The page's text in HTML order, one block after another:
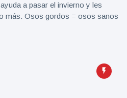
a pasar el invierno y les
más. Osos gordos = osos sanos